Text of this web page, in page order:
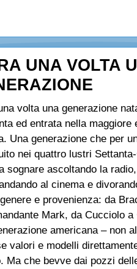
UNA VOLTA
volta una generazione
ed entrata nella maggiore
Una generazione che per
nei quattro lustri
sognare ascoltando la
al cinema e
genere e provenienza: da
Mark, da Cucciolo a
americana – non
valori e modelli
Ma che bevve dai pozzi